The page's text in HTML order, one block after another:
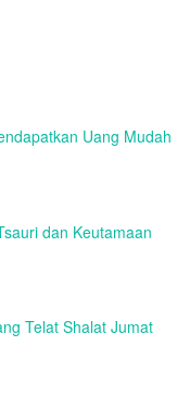
Uang Mudah
dan Keutamaan
Telat Shalat Jumat